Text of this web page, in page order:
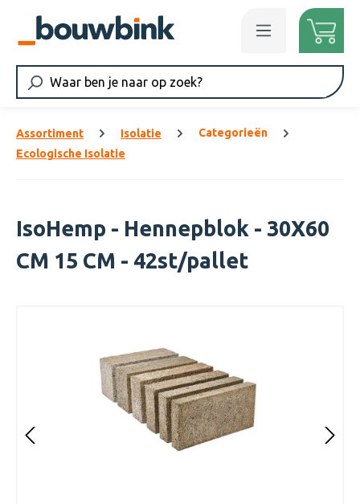
Ga naar de hoofdinhoud
Assortiment Isolatie
Categorieën
Ecologische Isolatie
IsoHemp - Hennepblok - 30X60
CM 15 CM - 42st/pallet